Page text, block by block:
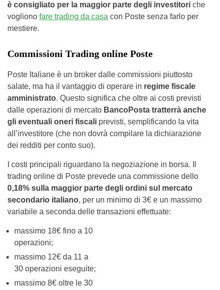
è consigliato per la maggior parte degli investitori che
vogliono fare trading da casa con Poste senza farlo per
mestiere.
Commissioni Trading online Poste
Poste Italiane è un broker dalle commissioni piuttosto
salate, ma ha il vantaggio di operare in regime fiscale
amministrato. Questo significa che oltre ai costi previsti
dalle operazioni di mercato BancoPosta tratterrà anche
gli eventuali oneri fiscali previsti, semplificando la vita
all’investitore (che non dovrà compilare la dichiarazione
dei redditi per conto suo).
I costi principali riguardano la negoziazione in borsa. Il
trading online di Poste prevede una commissione dello
0,18% sulla maggior parte degli ordini sul mercato
secondario italiano, per un minimo di 3€ e un massimo
variabile a seconda delle transazioni effettuate:
massimo 18€ fino a 10
operazioni;
massimo 12€ da 11 a
30 operazioni eseguite;
massimo 8€ oltre le 30